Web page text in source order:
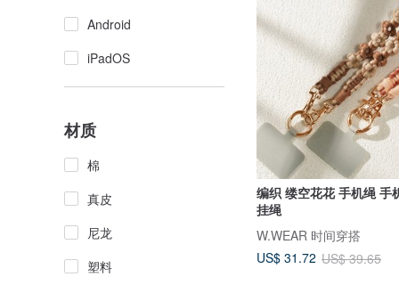
Android
iPadOS
材质
棉
真皮
尼龙
塑料
编织 缕空花花 手机绳 手机背带 手机
挂绳
W.WEAR 时间穿搭
US$ 31.72 US$ 39.65